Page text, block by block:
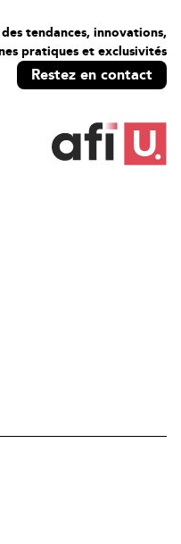
tendances, innovations,
pratiques et exclusivités
Restez en contact